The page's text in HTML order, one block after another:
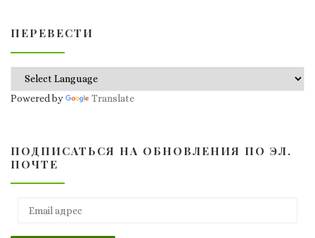
ПЕРЕВЕСТИ
Powered by Translate
ПОДПИСАТЬСЯ НА ОБНОВЛЕНИЯ ПО ЭЛ.
ПОЧТЕ